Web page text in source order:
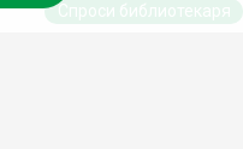
Спроси библиотекаря